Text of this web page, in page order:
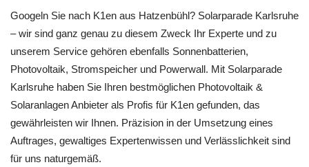
Googeln Sie nach K1en aus Hatzenbühl? Solarparade Karlsruhe
– wir sind ganz genau zu diesem Zweck Ihr Experte und zu
unserem Service gehören ebenfalls Sonnenbatterien,
Photovoltaik, Stromspeicher und Powerwall. Mit Solarparade
Karlsruhe haben Sie Ihren bestmöglichen Photovoltaik &
Solaranlagen Anbieter als Profis für K1en gefunden, das
gewährleisten wir Ihnen. Präzision in der Umsetzung eines
Auftrages, gewaltiges Expertenwissen und Verlässlichkeit sind
für uns naturgemäß.